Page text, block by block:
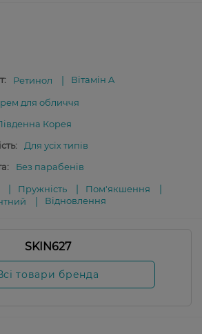
Ретинол Вітамін A
для обличчя
Корея
Для усіх типів
Без парабенів
Пружність
Пом'якшення
Відновлення
SKIN627
товари бренда